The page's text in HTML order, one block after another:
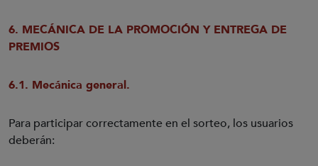
6. MECÁNICA DE LA PROMOCIÓN Y ENTREGA DE
PREMIOS
6.1. Mecánica general.
Para participar correctamente en el sorteo, los usuarios
deberán: